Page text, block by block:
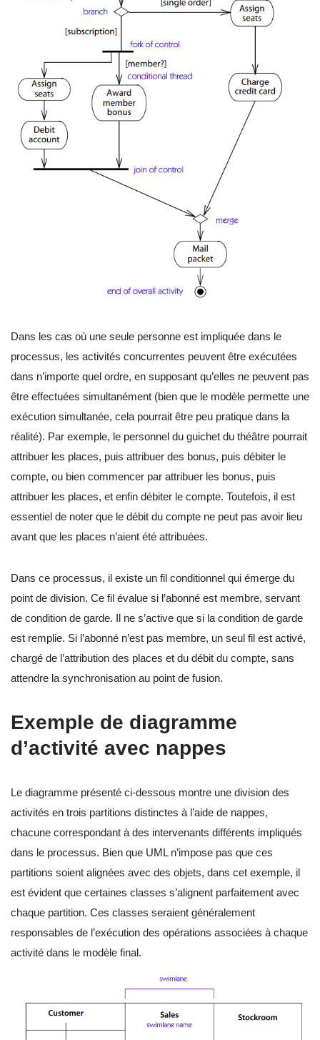
Dans les cas où une seule personne est impliquée dans le
processus, les activités concurrentes peuvent être exécutées
dans n’importe quel ordre, en supposant qu’elles ne peuvent pas
être effectuées simultanément (bien que le modèle permette une
exécution simultanée, cela pourrait être peu pratique dans la
réalité). Par exemple, le personnel du guichet du théâtre pourrait
attribuer les places, puis attribuer des bonus, puis débiter le
compte, ou bien commencer par attribuer les bonus, puis
attribuer les places, et enfin débiter le compte. Toutefois, il est
essentiel de noter que le débit du compte ne peut pas avoir lieu
avant que les places n’aient été attribuées.
Dans ce processus, il existe un fil conditionnel qui émerge du
point de division. Ce fil évalue si l’abonné est membre, servant
de condition de garde. Il ne s’active que si la condition de garde
est remplie. Si l’abonné n’est pas membre, un seul fil est activé,
chargé de l’attribution des places et du débit du compte, sans
attendre la synchronisation au point de fusion.
Exemple de diagramme
d’activité avec nappes
Le diagramme présenté ci-dessous montre une division des
activités en trois partitions distinctes à l’aide de nappes,
chacune correspondant à des intervenants différents impliqués
dans le processus. Bien que UML n’impose pas que ces
partitions soient alignées avec des objets, dans cet exemple, il
est évident que certaines classes s’alignent parfaitement avec
chaque partition. Ces classes seraient généralement
responsables de l’exécution des opérations associées à chaque
activité dans le modèle final.